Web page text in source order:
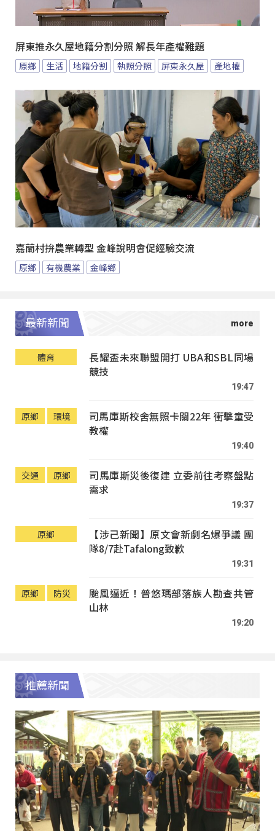
屏東推永久屋地籍分割分照 解長年產權難題
原鄉 生活 地籍分割 執照分照 屏東永久屋 產地權
嘉蘭村拚農業轉型 金峰說明會促經驗交流
原鄉 有機農業 金峰鄉
最新新聞
體育
長耀盃未來聯盟開打 UBA和SBL同場
競技
19:47
原鄉 環境
司馬庫斯校舍無照卡關22年 衝擊童受
教權
19:40
交通 原鄉
司馬庫斯災後復建 立委前往考察盤點
需求
19:37
原鄉
【涉己新聞】原文會新劇名爆爭議 團
隊8/7赴Tafalong致歉
19:31
原鄉 防災
颱風逼近！普悠瑪部落族人勘查共管
山林
19:20
推薦新聞